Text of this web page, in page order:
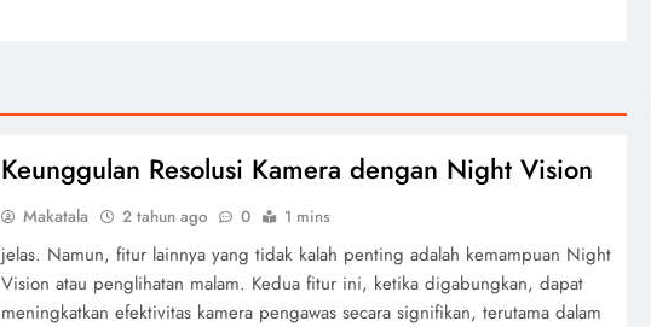
Keunggulan Resolusi Kamera dengan Night Vision
Makatala 2 tahun ago 0 1 mins
jelas. Namun, fitur lainnya yang tidak kalah penting adalah kemampuan Night
Vision atau penglihatan malam. Kedua fitur ini, ketika digabungkan, dapat
meningkatkan efektivitas kamera pengawas secara signifikan, terutama dalam